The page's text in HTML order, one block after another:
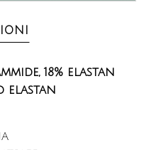
18% elastan
elastan